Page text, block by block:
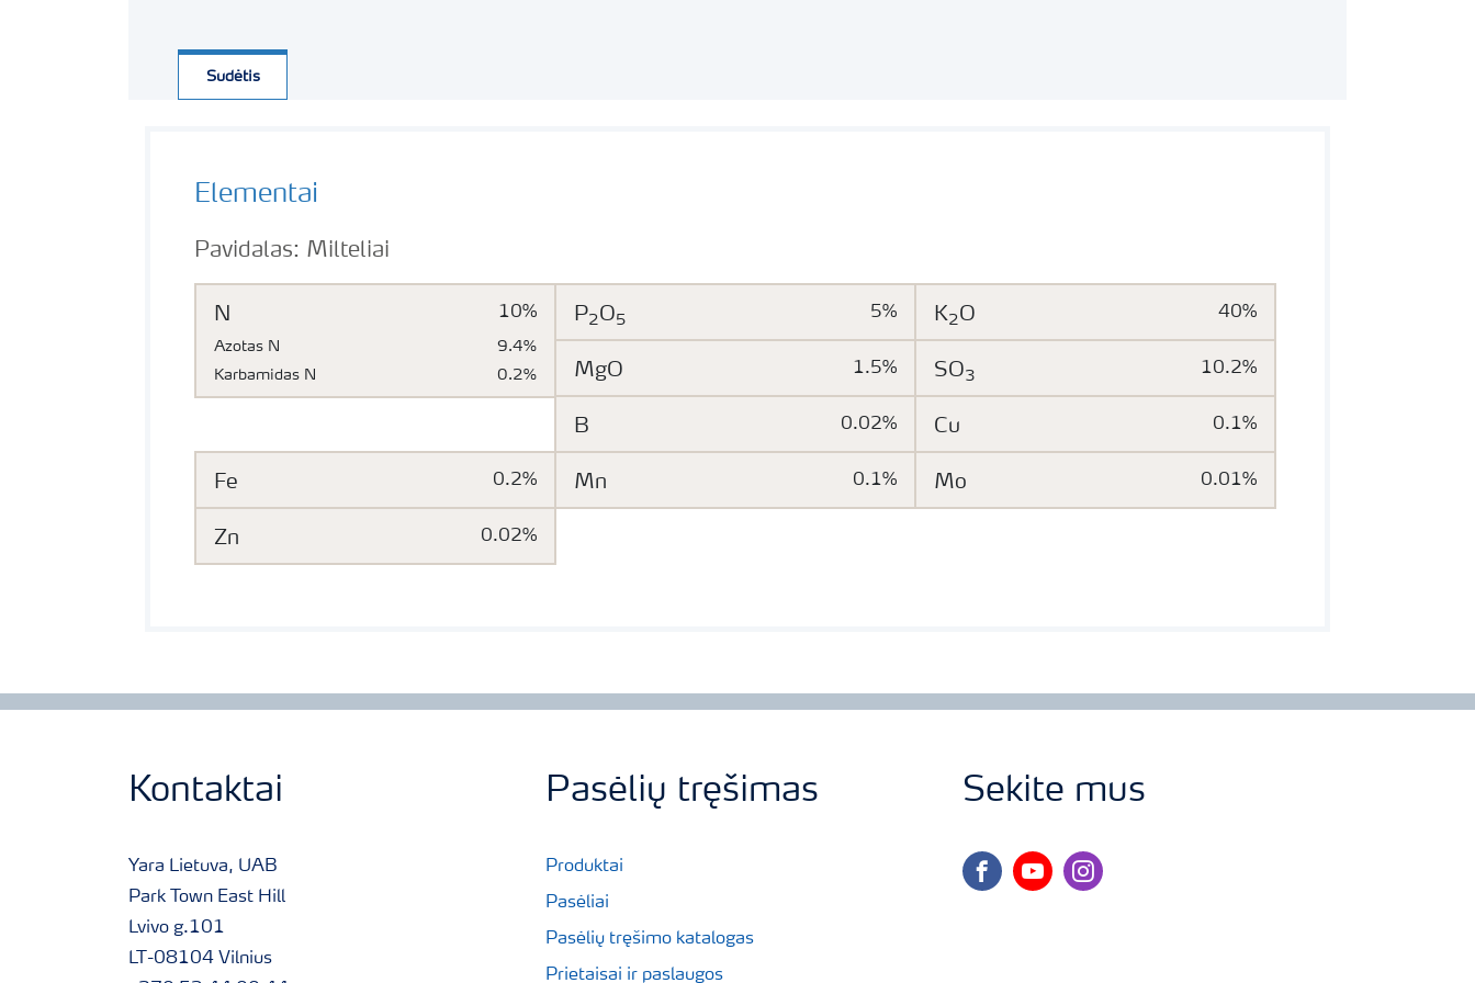
Sudėtis
Elementai
N 10%
Azotas N
9.4%
Karbamidas N
0.2%
P2 O5 5% K2 O 40%
MgO 1.5% SO3 10.2%
B 0.02% Cu 0.1%
Fe 0.2% Mn 0.1% Mo 0.01%
Zn 0.02%
Pavidalas: Milteliai
Kontaktai
Yara Lietuva, UAB
Park Town East Hill
Lvivo g.101
LT-08104 Vilnius
Pasėlių tręšimas
Produktai
Pasėliai
Pasėlių tręšimo katalogas
Prietaisai ir paslaugos
Sekite mus
facebookyoutubeinstagram